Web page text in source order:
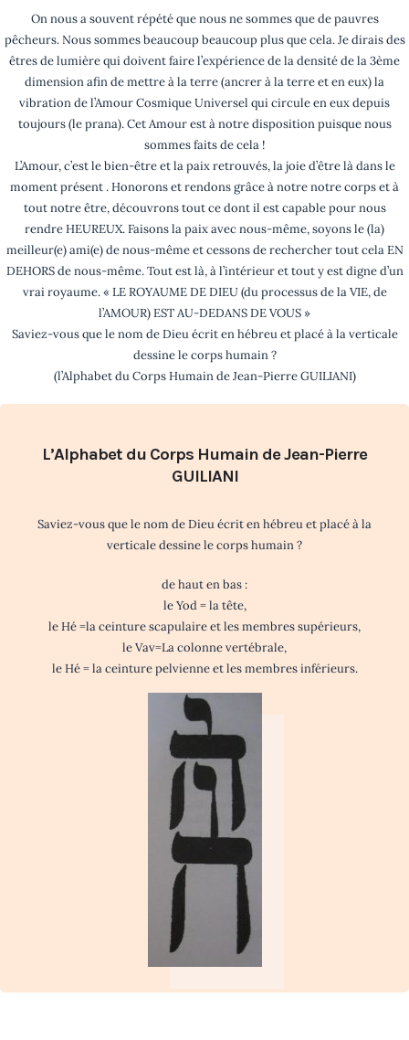
On nous a souvent répété que nous ne sommes que de pauvres
pêcheurs. Nous sommes beaucoup beaucoup plus que cela. Je dirais des
êtres de lumière qui doivent faire l’expérience de la densité de la 3ème
dimension afin de mettre à la terre (ancrer à la terre et en eux) la
vibration de l’Amour Cosmique Universel qui circule en eux depuis
toujours (le prana). Cet Amour est à notre disposition puisque nous
sommes faits de cela !
L’Amour, c’est le bien-être et la paix retrouvés, la joie d’être là dans le
moment présent . Honorons et rendons grâce à notre notre corps et à
tout notre être, découvrons tout ce dont il est capable pour nous
rendre HEUREUX. Faisons la paix avec nous-même, soyons le (la)
meilleur(e) ami(e) de nous-même et cessons de rechercher tout cela EN
DEHORS de nous-même. Tout est là, à l’intérieur et tout y est digne d’un
vrai royaume. « LE ROYAUME DE DIEU (du processus de la VIE, de
l’AMOUR) EST AU-DEDANS DE VOUS »
Saviez-vous que le nom de Dieu écrit en hébreu et placé à la verticale
dessine le corps humain ?
(l’Alphabet du Corps Humain de Jean-Pierre GUILIANI)
L’Alphabet du Corps Humain de Jean-Pierre
GUILIANI
Saviez-vous que le nom de Dieu écrit en hébreu et placé à la
verticale dessine le corps humain ?
de haut en bas :
le Yod = la tête,
le Hé =la ceinture scapulaire et les membres supérieurs,
le Vav=La colonne vertébrale,
le Hé = la ceinture pelvienne et les membres inférieurs.